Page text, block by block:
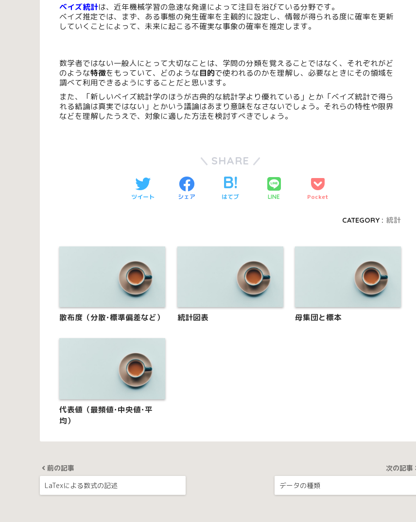
ベイズ統計は、近年機械学習の急速な発達によって注目を浴びている分野です。
ベイズ推定では、まず、ある事態の発生確率を主観的に設定し、情報が得られる度に確率を更新
していくことによって、未来に起こる不確実な事象の確率を推定します。
数学者ではない一般人にとって大切なことは、学問の分類を覚えることではなく、それぞれがど
のような特徴をもっていて、どのような目的で使われるのかを理解し、必要なときにその領域を
調べて利用できるようにすることだと思います。
また、「新しいベイズ統計学のほうが古典的な統計学より優れている」とか「ベイズ統計で得ら
れる結論は真実ではない」とかいう議論はあまり意味をなさないでしょう。それらの特性や限界
などを理解したうえで、対象に適した方法を検討すべきでしょう。
SHARE
ツイート シェア はてブ LINE Pocket
CATEGORY : 統計
散布度（分散･標準偏差など） 統計図表 母集団と標本
代表値（最頻値･中央値･平
均）
前の記事
LaTexによる数式の記述
次の記事
データの種類